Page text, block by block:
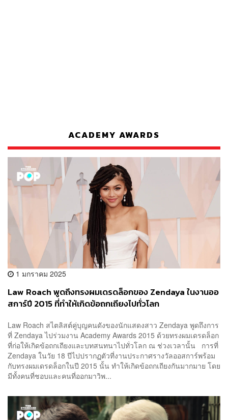
ACADEMY AWARDS
1 มกราคม 2025
Law Roach พูดถึงทรงผมเดรดล็อกของ Zendaya ในงานออ
สการ์ปี 2015 ที่ทำให้เกิดข้อถกเถียงไปทั่วโลก
Law Roach สไตลิสต์คู่บุญคนดังของนักแสดงสาว Zendaya พูดถึงการ
ที่ Zendaya ไปร่วมงาน Academy Awards 2015 ด้วยทรงผมเดรดล็อก
ที่ก่อให้เกิดข้อถกเถียงและบทสนทนาไปทั่วโลก ณ ช่วงเวลานั้น การที่
Zendaya ในวัย 18 ปีไปปรากฏตัวที่งานประกาศรางวัลออสการ์พร้อม
กับทรงผมเดรดล็อกในปี 2015 นั้น ทำให้เกิดข้อถกเถียงกันมากมาย โดย
มีทั้งคนที่ชอบและคนที่ออกมาวิพ...